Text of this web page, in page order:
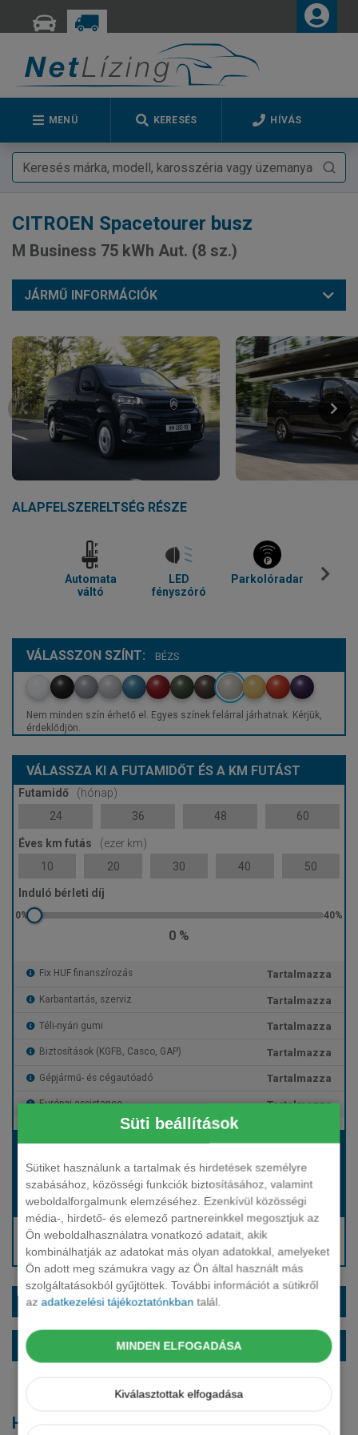
Süti beállítások
Sütiket használunk a tartalmak és hirdetések személyre
szabásához, közösségi funkciók biztosításához, valamint
weboldalforgalmunk elemzéséhez. Ezenkívül közösségi
média-, hirdető- és elemező partnereinkkel megosztjuk az
Ön weboldalhasználatra vonatkozó adatait, akik
kombinálhatják az adatokat más olyan adatokkal, amelyeket
Ön adott meg számukra vagy az Ön által használt más
szolgáltatásokból gyűjtöttek. További információt a sütikről
azadatkezelési tájékoztatónkban talál.
MINDEN ELFOGADÁSA
Kiválasztottak elfogadása
MENÜ KERESÉS HÍVÁS
CITROEN Spacetourer busz
M Business 75 kWh Aut. (8 sz.)
JÁRMŰ INFORMÁCIÓK
ALAPFELSZERELTSÉG RÉSZE
Automata
váltó
LED
fényszóró
Parkolóradar
VÁLASSZON SZÍNT: BÉZS
Nem minden szín érhető el. Egyes színek felárral járhatnak. Kérjük,
érdeklődjön.
VÁLASSZA KI A FUTAMIDŐT ÉS A KM FUTÁST
Futamidő
(hónap)
24
36 48 60
Éves km futás
(ezer km)
10
20 30 40 50
Induló bérleti díj
0 %
Fix HUF finanszírozás Tartalmazza
Karbantartás, szerviz Tartalmazza
Téli-nyári gumi Tartalmazza
Biztosítások (KGFB, Casco, GAP) Tartalmazza
Gépjármű- és cégautóadó Tartalmazza
Európai assistance Tartalmazza
Bérleti díj:
Hívjon bennünket!
Induló bérleti díj: Hívjon bennünket!
Hívjon: +36 1 888 0088
Kérjen visszahívást!
EXTRÁK ÉS SZÍNEK
ALAPFELSZERELTSÉG
Hasonló modellek